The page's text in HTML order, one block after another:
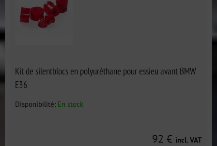
Kit de silentblocs en polyuréthane pour essieu avant BMW
E36
Disponibilité: En stock
92 € incl. VAT